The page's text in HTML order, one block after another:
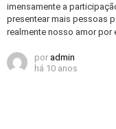
imensamente a
presentear mais pessoas
realmente nosso amor por
por admin
há 10 anos